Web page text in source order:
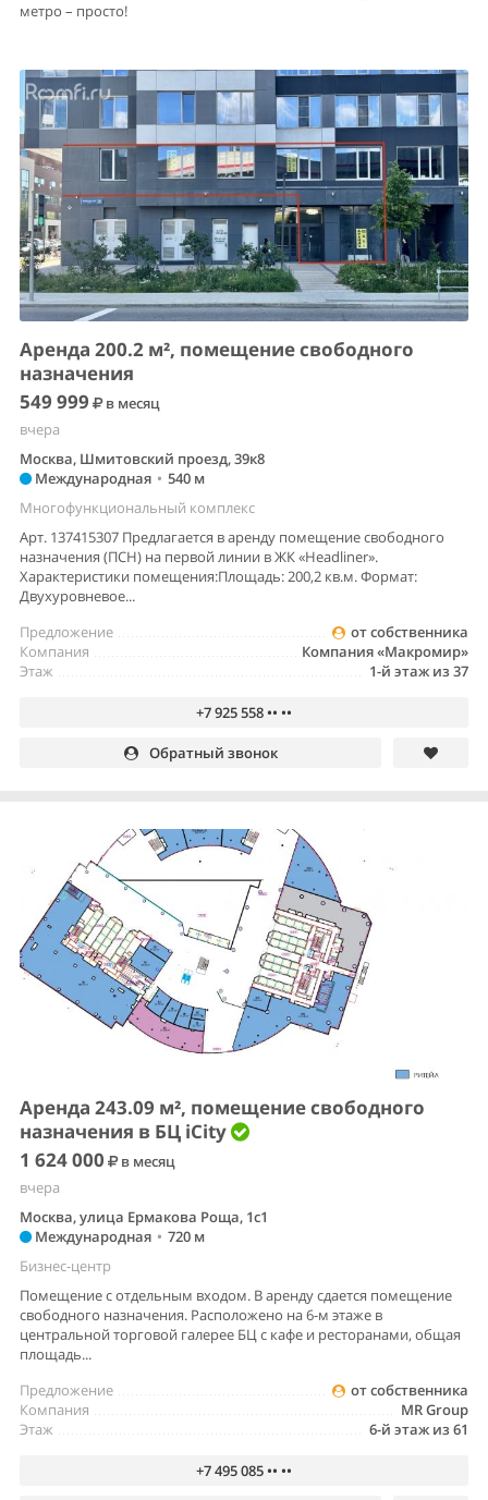
метро – просто!
Аренда 200.2 м², помещение свободного
назначения
549 999
в месяц
вчера
Москва, Шмитовский проезд, 39к8
Международная • 540 м
Многофункциональный комплекс
Арт. 137415307 Предлагается в аренду помещение свободного
назначения (ПСН) на первой линии в ЖК «Headliner».
Характеристики помещения:Площадь: 200,2 кв.м. Формат:
Двухуровневое...
от собственника
Предложение
Компания «Макромир»
Компания
1-й этаж из 37
Этаж
+7 925 558 •• ••
Обратный звонок
Аренда 243.09 м², помещение свободного
назначения в БЦ iCity
1 624 000
в месяц
вчера
Москва, улица Ермакова Роща, 1с1
Международная • 720 м
Бизнес-центр
Помещение с отдельным входом. В аренду сдается помещение
свободного назначения. Расположено на 6-м этаже в
центральной торговой галерее БЦ с кафе и ресторанами, общая
площадь...
от собственника
Предложение
MR Group
Компания
6-й этаж из 61
Этаж
+7 495 085 •• ••